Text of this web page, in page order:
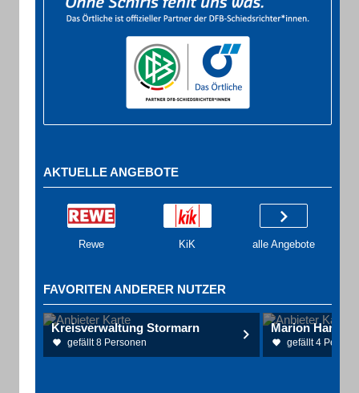
AKTUELLE ANGEBOTE
Rewe KiK alle Angebote
FAVORITEN ANDERER NUTZER
Kreisverwaltung Stormarn
gefällt 8 Personen
Marion
gefällt 4